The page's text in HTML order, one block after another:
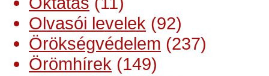
Olvasói levelek (92)
Örökségvédelem (237)
Örömhírek (149)